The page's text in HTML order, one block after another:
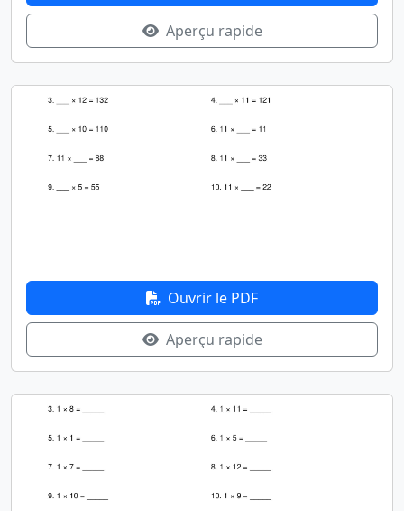
Aperçu rapide
Ouvrir le PDF
Aperçu rapide